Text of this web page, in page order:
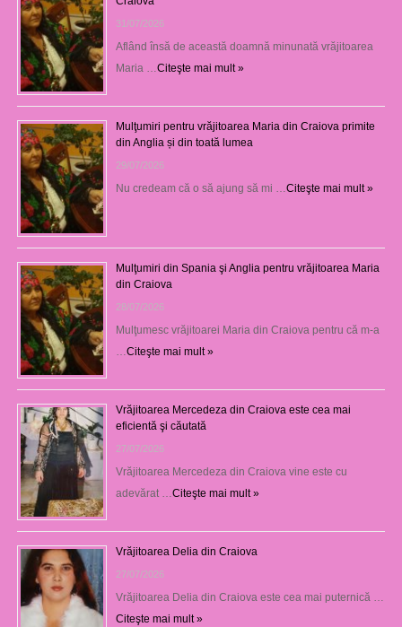
31/07/2026
Aflând însă de această doamnă minunată vrăjitoarea
Maria …Citeşte mai mult »
Mulţumiri pentru vrăjitoarea Maria din Craiova primite
din Anglia și din toată lumea
29/07/2026
Nu credeam că o să ajung să mi …Citeşte mai mult »
Mulţumiri din Spania şi Anglia pentru vrăjitoarea Maria
din Craiova
28/07/2026
Mulţumesc vrăjitoarei Maria din Craiova pentru că m-a
…Citeşte mai mult »
Vrăjitoarea Mercedeza din Craiova este cea mai
eficientă şi căutată
27/07/2026
Vrăjitoarea Mercedeza din Craiova vine este cu
adevărat …Citeşte mai mult »
Vrăjitoarea Delia din Craiova
27/07/2026
Vrăjitoarea Delia din Craiova este cea mai puternică …
Citeşte mai mult »